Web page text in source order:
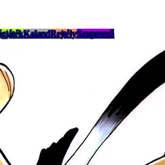
KalandRejtélySzupererő